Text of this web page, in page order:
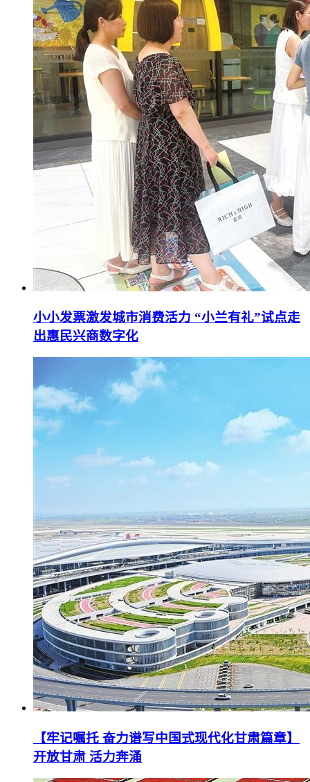
小小发票激发城市消费活力 “小兰有礼”试点走
出惠民兴商数字化
【牢记嘱托 奋力谱写中国式现代化甘肃篇章】
开放甘肃 活力奔涌